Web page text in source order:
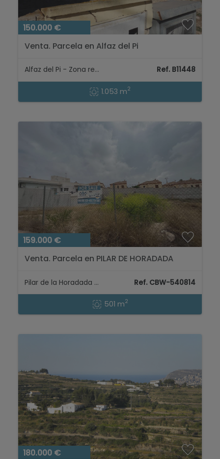
150.000 €
Venta. Parcela en Alfaz del Pi
Alfaz del Pi - Zona residencial Ref. B11448
1.053 m2
159.000 €
Venta. Parcela en PILAR DE HORADADA
Pilar de la Horadada - Ciudad Alicante Ref. CBW-540814
501 m2
180.000 €